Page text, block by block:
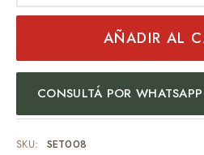
AÑADIR AL
CONSULTÁ POR WHATSAPP
SKU: SET008